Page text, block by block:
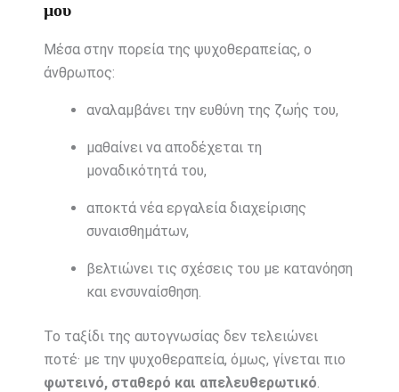
μου
Μέσα στην πορεία της ψυχοθεραπείας, ο
άνθρωπος:
αναλαμβάνει την ευθύνη της ζωής του,
μαθαίνει να αποδέχεται τη
μοναδικότητά του,
αποκτά νέα εργαλεία διαχείρισης
συναισθημάτων,
βελτιώνει τις σχέσεις του με κατανόηση
και ενσυναίσθηση.
Το ταξίδι της αυτογνωσίας δεν τελειώνει
ποτέ· με την ψυχοθεραπεία, όμως, γίνεται πιο
φωτεινό, σταθερό και απελευθερωτικό.